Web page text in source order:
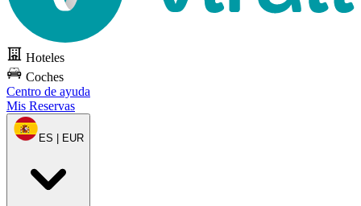
Hoteles
Coches
Centro de ayuda
Mis Reservas
ES | EUR